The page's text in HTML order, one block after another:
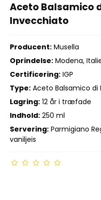
Aceto Balsamico
Invecchiato
Producent: Musella
Oprindelse: Modena,
Certificering: IGP
Type: Aceto Balsamico
Lagring: 12 år i træfade
Indhold: 250 ml
Servering: Parmigiano
vaniljeis